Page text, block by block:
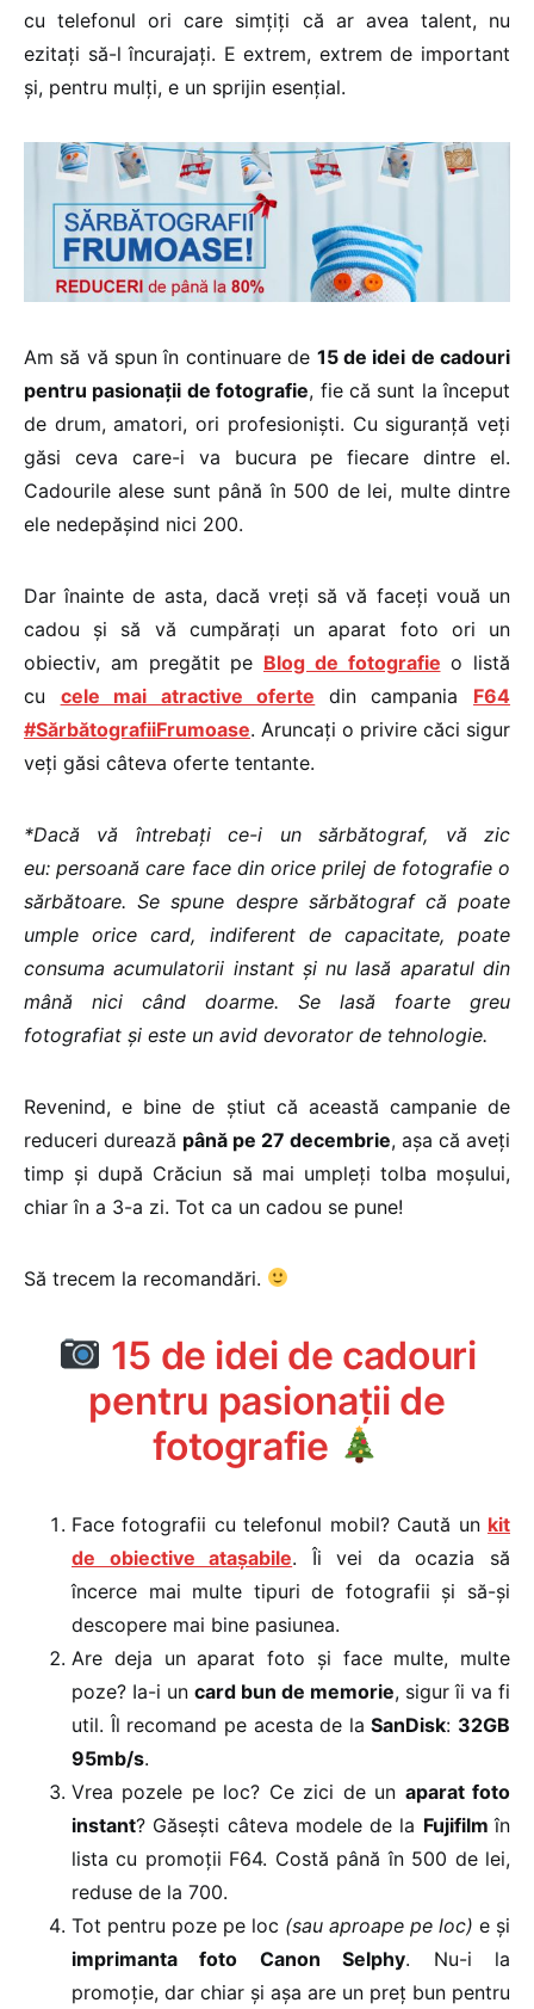
cu telefonul ori care simțiți că ar avea talent, nu
ezitați să-l încurajați. E extrem, extrem de important
și, pentru mulți, e un sprijin esențial.
Am să vă spun în continuare de 15 de idei de cadouri
pentru pasionații de fotografie, fie că sunt la început
de drum, amatori, ori profesioniști. Cu siguranță veți
găsi ceva care-i va bucura pe fiecare dintre el.
Cadourile alese sunt până în 500 de lei, multe dintre
ele nedepășind nici 200.
Dar înainte de asta, dacă vreți să vă faceți vouă un
cadou și să vă cumpărați un aparat foto ori un
obiectiv, am pregătit pe Blog de fotografie o listă
cu cele mai atractive oferte din campania F64
#SărbătografiiFrumoase. Aruncați o privire căci sigur
veți găsi câteva oferte tentante.
*Dacă vă întrebați ce-i un sărbătograf, vă zic
eu: persoană care face din orice prilej de fotografie o
sărbătoare. Se spune despre sărbătograf că poate
umple orice card, indiferent de capacitate, poate
consuma acumulatorii instant și nu lasă aparatul din
mână nici când doarme. Se lasă foarte greu
fotografiat și este un avid devorator de tehnologie.
Revenind, e bine de știut că această campanie de
reduceri durează până pe 27 decembrie, așa că aveți
timp și după Crăciun să mai umpleți tolba moșului,
chiar în a 3-a zi. Tot ca un cadou se pune!
Să trecem la recomandări.
15 de idei de cadouri
pentru pasionații de
fotografie
Face fotografii cu telefonul mobil? Caută un kit
de obiective atașabile. Îi vei da ocazia să
încerce mai multe tipuri de fotografii și să-și
descopere mai bine pasiunea.
Are deja un aparat foto și face multe, multe
poze? Ia-i un card bun de memorie, sigur îi va fi
util. Îl recomand pe acesta de laSanDisk: 32GB
95mb/s.
Vrea pozele pe loc? Ce zici de un aparat foto
instant? Găsești câteva modele de la Fujifilmîn
lista cu promoții F64. Costă până în 500 de lei,
reduse de la 700.
Tot pentru poze pe loc (sau aproape pe loc) e și
imprimanta foto Canon Selphy. Nu-i la
promoție, dar chiar și așa are un preț bun pentru